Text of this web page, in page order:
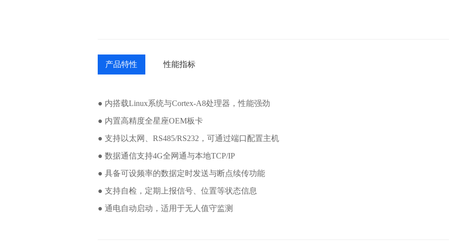
产品特性 性能指标
● 内搭载Linux系统与Cortex-A8处理器，性能强劲
● 内置高精度全星座OEM板卡
● 支持以太网、RS485/RS232，可通过端口配置主机
● 数据通信支持4G全网通与本地TCP/IP
● 具备可设频率的数据定时发送与断点续传功能
● 支持自检，定期上报信号、位置等状态信息
● 通电自动启动，适用于无人值守监测